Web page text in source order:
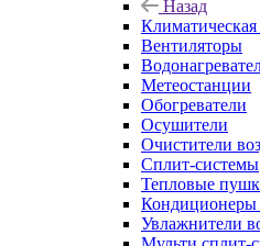
Назад
Климатическая
Вентиляторы
Метеостанции
Обогреватели
Осушители
Очистители
Сплит-системы
Тепловые
Увлажнители